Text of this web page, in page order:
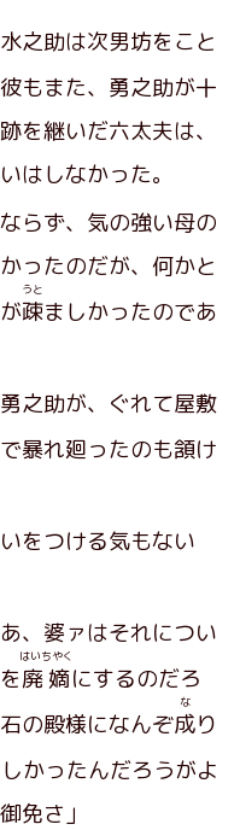
之助は次男坊をこと
もまた、勇之助が十
を継いだ六太夫は、
はしなかった。
らず、気の強い母の
ったのだが、何かと
疎
うと
ましかったのであ
之助が、ぐれて屋敷
暴れ廻ったのも頷け
をつける気もない
、婆ァはそれについ
廃嫡
はいちやく
にするのだろ
の殿様になんぞ成
な
り
かったんだろうがよ
免さ」